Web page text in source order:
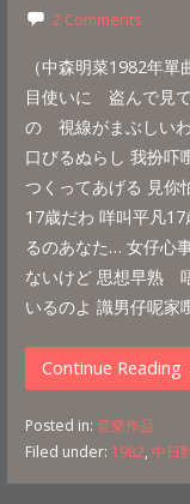
2 Comments
（中森明菜1982年
目使いに 盗んで見
の 視線がまぶしい
口びるぬらし 我扮
つくってあげる 見
17歳だわ 咩叫平凡
るのあなた… 女仔
ないけど 思想早熟
いるのよ 識男仔呢
Continue Reading
Posted in: 音樂作品
Filed under: 1982, 中日